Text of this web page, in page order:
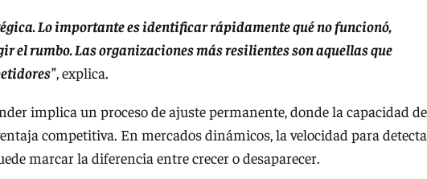
Lo importante es identificar rápidamente qué no funcionó,
el rumbo. Las organizaciones más resilientes son aquellas que
, explica.
implica un proceso de ajuste permanente, donde la capacidad de
competitiva. En mercados dinámicos, la velocidad para
marcar la diferencia entre crecer o desaparecer.